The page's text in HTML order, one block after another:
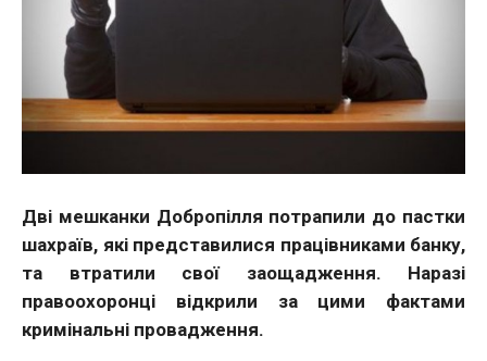
Дві мешканки Добропілля потрапили до пастки
шахраїв, які представилися працівниками банку,
та втратили свої заощадження. Наразі
правоохоронці відкрили за цими фактами
кримінальні провадження.